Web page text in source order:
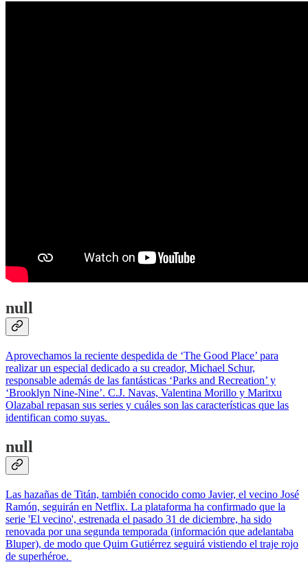
null
Aprovechamos la reciente despedida de ‘The Good Place’ para
realizar un especial dedicado a su creador, Michael Schur,
responsable además de las fantásticas ‘Parks and Recreation’ y
‘Brooklyn Nine-Nine’. C.J. Navas, Valentina Morillo y Maritxu
Olazabal repasan sus series y cuáles son las características que las
identifican como suyas.
null
Las hazañas de Titán, también conocido como Javier, el vecino José
Ramón, seguirán en Netflix. La plataforma ha confirmado que la
serie 'El vecino', estrenada el pasado 31 de diciembre, ha sido
renovada por una segunda temporada (información que adelantaba
Bluper), de modo que Quim Gutiérrez seguirá vistiendo el traje rojo
de superhéroe.